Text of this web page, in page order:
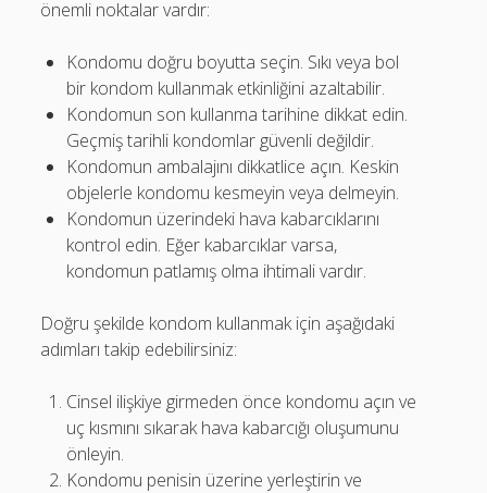
önemli noktalar vardır:
Kondomu doğru boyutta seçin. Sıkı veya bol
bir kondom kullanmak etkinliğini azaltabilir.
Kondomun son kullanma tarihine dikkat edin.
Geçmiş tarihli kondomlar güvenli değildir.
Kondomun ambalajını dikkatlice açın. Keskin
objelerle kondomu kesmeyin veya delmeyin.
Kondomun üzerindeki hava kabarcıklarını
kontrol edin. Eğer kabarcıklar varsa,
kondomun patlamış olma ihtimali vardır.
Doğru şekilde kondom kullanmak için aşağıdaki
adımları takip edebilirsiniz:
Cinsel ilişkiye girmeden önce kondomu açın ve
uç kısmını sıkarak hava kabarcığı oluşumunu
önleyin.
Kondomu penisin üzerine yerleştirin ve